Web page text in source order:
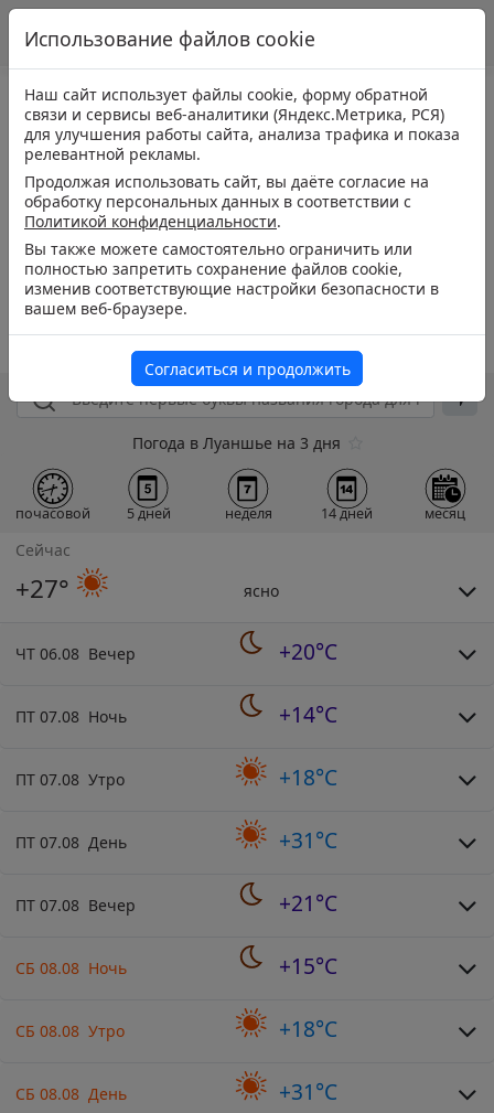
Погода в Луаншье на 3 дня
почасовой 5 дней неделя 14 дней месяц
Сейчас
+27° ясно
ЧТ 06.08 Вечер +20°C
ПТ 07.08 Ночь +14°C
ПТ 07.08 Утро +18°C
ПТ 07.08 День +31°C
ПТ 07.08 Вечер +21°C
СБ 08.08 Ночь +15°C
СБ 08.08 Утро +18°C
СБ 08.08 День +31°C
Использование файлов cookie
Наш сайт использует файлы cookie, форму обратной
связи и сервисы веб-аналитики (Яндекс.Метрика, РСЯ)
для улучшения работы сайта, анализа трафика и показа
релевантной рекламы.
Продолжая использовать сайт, вы даёте согласие на
обработку персональных данных в соответствии с
Политикой конфиденциальности.
Вы также можете самостоятельно ограничить или
полностью запретить сохранение файлов cookie,
изменив соответствующие настройки безопасности в
вашем веб-браузере.
Согласиться и продолжить